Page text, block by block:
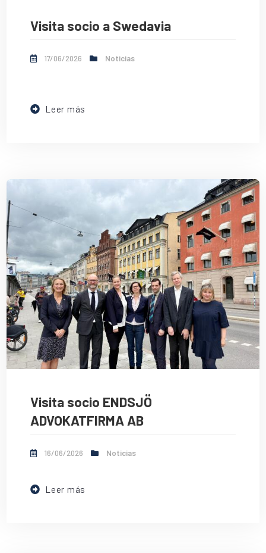
Visita socio a Swedavia
17/06/2026 Noticias
Leer más
Visita socio ENDSJÖ
ADVOKATFIRMA AB
16/06/2026 Noticias
Leer más